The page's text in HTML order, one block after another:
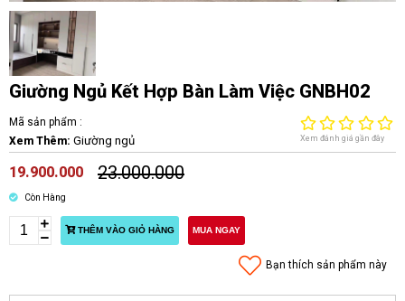
Giường Ngủ Kết Hợp Bàn Làm Việc GNBH02
Mã sản phẩm :
Xem Thêm: Giường ngủ Xem đánh giá gần đây
19.900.000 23.000.000
Còn Hàng
THÊM VÀO GIỎ HÀNG MUA NGAY
Bạn thích sản phẩm này